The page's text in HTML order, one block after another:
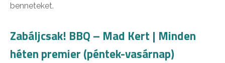
benneteket.
Zabáljcsak! BBQ – Mad Kert | Minden
héten premier (péntek-vasárnap)